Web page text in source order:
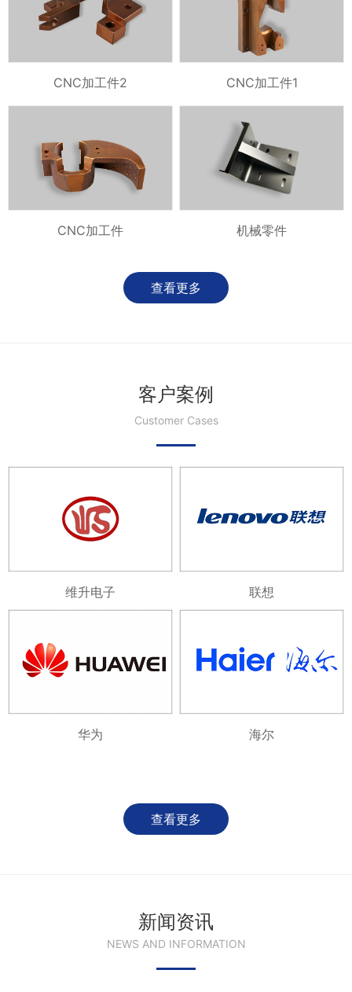
CNC加工件2 CNC加工件1
CNC加工件 机械零件
查看更多
客户案例
Customer Cases
维升电子 联想
华为 海尔
查看更多
新闻资讯
NEWS AND INFORMATION